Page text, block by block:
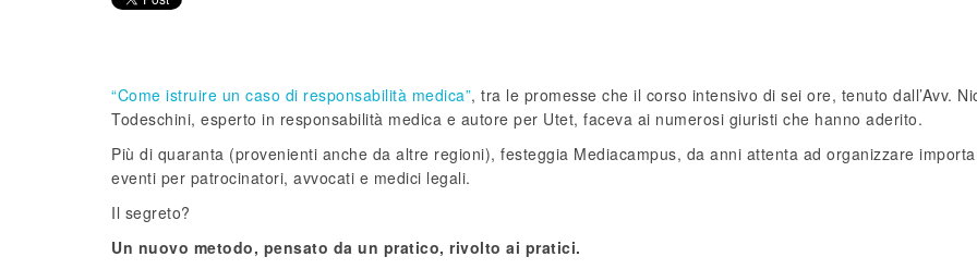
“Come istruire un caso di responsabilità medica”, tra le promesse che il corso intensivo di sei ore, tenuto dall’Avv.
Todeschini, esperto in responsabilità medica e autore per Utet, faceva ai numerosi giuristi che hanno aderito.
Più di quaranta (provenienti anche da altre regioni), festeggia Mediacampus, da anni attenta ad organizzare
eventi per patrocinatori, avvocati e medici legali.
Il segreto?
Un nuovo metodo, pensato da un pratico, rivolto ai pratici.